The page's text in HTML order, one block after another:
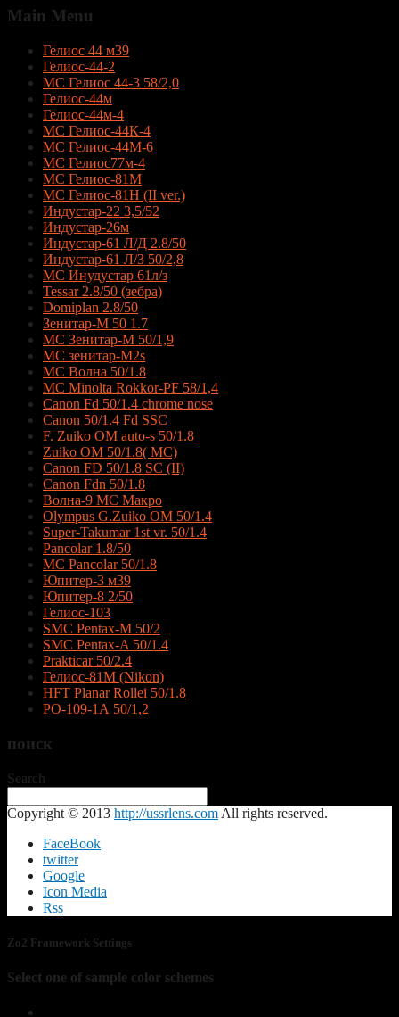
Main Menu
Гелиос 44 м39
Гелиос-44-2
МС Гелиос 44-3 58/2,0
Гелиос-44м
Гелиос-44м-4
МС Гелиос-44К-4
МС Гелиос-44М-6
МС Гелиос77м-4
МС Гелиос-81М
МС Гелиос-81Н (II ver.)
Индустар-22 3,5/52
Индустар-26м
Индустар-61 Л/Д 2.8/50
Индустар-61 Л/З 50/2,8
МС Инудустар 61л/з
Tessar 2.8/50 (зебра)
Domiplan 2.8/50
Зенитар-М 50 1.7
МС Зенитар-М 50/1,9
МС зенитар-M2s
MC Волна 50/1.8
MC Minolta Rokkor-PF 58/1,4
Canon Fd 50/1.4 chrome nose
Canon 50/1.4 Fd SSC
F. Zuiko OM auto-s 50/1.8
Zuiko OM 50/1.8( MC)
Canon FD 50/1.8 SC (II)
Canon Fdn 50/1.8
Волна-9 МС Макро
Olympus G.Zuiko OM 50/1.4
Super-Takumar 1st vr. 50/1.4
Pancolar 1.8/50
MC Pancolar 50/1.8
Юпитер-3 м39
Юпитер-8 2/50
Гелиос-103
SMC Pentax-M 50/2
SMC Pentax-A 50/1.4
Prakticar 50/2.4
Гелиос-81М (Nikon)
HFT Planar Rollei 50/1.8
РО-109-1А 50/1,2
поиск
Search
Copyright © 2013 http://ussrlens.com All rights reserved.
FaceBook
twitter
Google
Icon Media
Rss
Zo2 Framework Settings
Select one of sample color schemes